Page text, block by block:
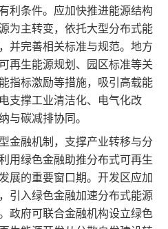
利条件。应加快推进能源结构
为主转变，依托大型分布式能
并完善相关标准与规范。地方
再生能源规划、园区标准等关
指标激励等措施，吸引高载能
支撑工业清洁化、电气化改
与碳减排协同。
金融机制，支撑产业转移与分
用绿色金融助推分布式可再生
展的重要窗口期。开发区应加
引入绿色金融加速分布式能源
政府可联合金融机构设立绿色